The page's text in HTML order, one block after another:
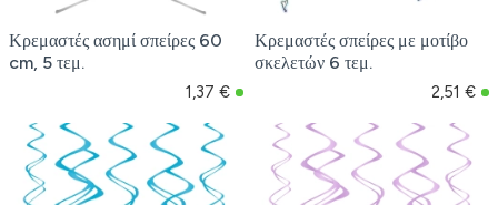
Κρεμαστές ασημί σπείρες 60
cm, 5 τεμ.
1,37 €
Κρεμαστές σπείρες με μοτίβο
σκελετών 6 τεμ.
2,51 €